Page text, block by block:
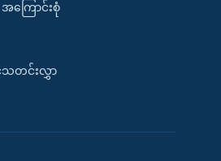
အကြောင်းစုံ
တင်းလွှာ